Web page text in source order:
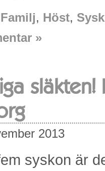
Familj, Höst,
»
släkten!
2013
syskon är